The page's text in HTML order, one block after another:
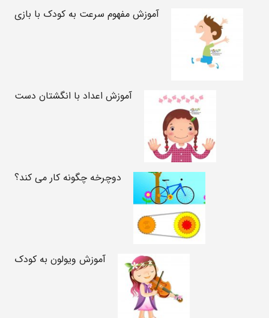
آموزش مفهوم سرعت به کودک با بازی
آموزش اعداد با انگشتان دست
دوچرخه چگونه کار می کند؟
آموزش ویولون به کودک